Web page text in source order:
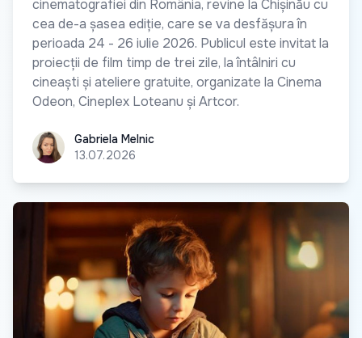
cinematografiei din România, revine la Chișinău cu
cea de-a șasea ediție, care se va desfășura în
perioada 24 - 26 iulie 2026. Publicul este invitat la
proiecții de film timp de trei zile, la întâlniri cu
cineaști și ateliere gratuite, organizate la Cinema
Odeon, Cineplex Loteanu și Artcor.
Gabriela Melnic
Gabriela Melnic
13.07.2026